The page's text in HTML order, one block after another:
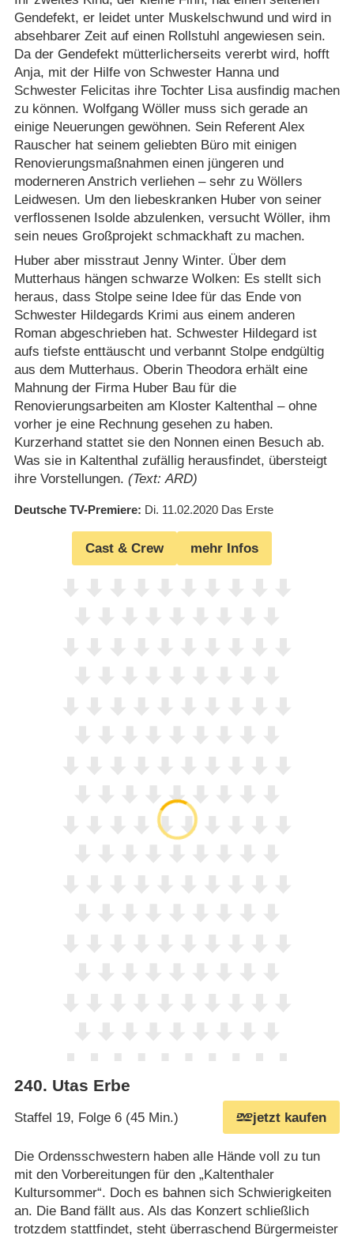
Gendefekt, er leidet unter Muskelschwund und wird in
absehbarer Zeit auf einen Rollstuhl angewiesen sein.
Da der Gendefekt mütterlicherseits vererbt wird, hofft
Anja, mit der Hilfe von Schwester Hanna und
Schwester Felicitas ihre Tochter Lisa ausfindig machen
zu können. Wolfgang Wöller muss sich gerade an
einige Neuerungen gewöhnen. Sein Referent Alex
Rauscher hat seinem geliebten Büro mit einigen
Renovierungsmaßnahmen einen jüngeren und
moderneren Anstrich verliehen – sehr zu Wöllers
Leidwesen. Um den liebeskranken Huber von seiner
verflossenen Isolde abzulenken, versucht Wöller, ihm
sein neues Großprojekt schmackhaft zu machen.
Huber aber misstraut Jenny Winter. Über dem
Mutterhaus hängen schwarze Wolken: Es stellt sich
heraus, dass Stolpe seine Idee für das Ende von
Schwester Hildegards Krimi aus einem anderen
Roman abgeschrieben hat. Schwester Hildegard ist
aufs tiefste enttäuscht und verbannt Stolpe endgültig
aus dem Mutterhaus. Oberin Theodora erhält eine
Mahnung der Firma Huber Bau für die
Renovierungsarbeiten am Kloster Kaltenthal – ohne
vorher je eine Rechnung gesehen zu haben.
Kurzerhand stattet sie den Nonnen einen Besuch ab.
Was sie in Kaltenthal zufällig herausfindet, übersteigt
ihre Vorstellungen. (Text: ARD)
Deutsche TV-Premiere Di. 11.02.2020 Das Erste
Cast & Crew mehr Infos
240. Utas Erbe
Staffel 19, Folge 6 (45 Min.) jetzt kaufen
Die Ordensschwestern haben alle Hände voll zu tun
mit den Vorbereitungen für den „Kaltenthaler
Kultursommer“. Doch es bahnen sich Schwierigkeiten
an. Die Band fällt aus. Als das Konzert schließlich
trotzdem stattfindet, steht überraschend Bürgermeister